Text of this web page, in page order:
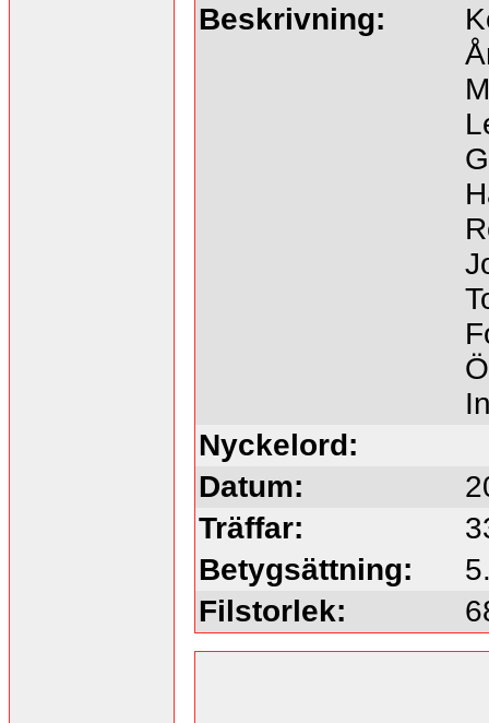
Beskrivning:
Nyckelord:
Datum:
Träffar:
Betygsättning:
Filstorlek: